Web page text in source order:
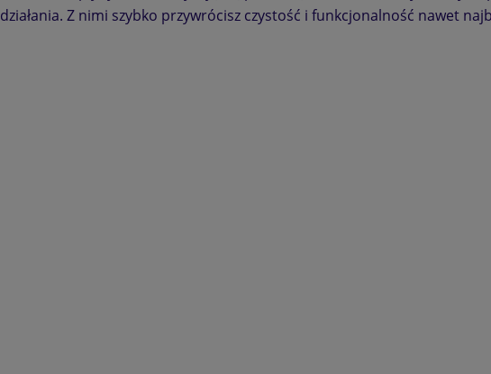
działania. Z nimi szybko przywrócisz czystość i funkcjonalność nawet